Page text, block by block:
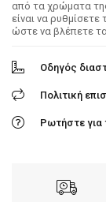
από τα χρώματα
είναι να
ώστε να βλέπετε
Οδηγός
Πολιτική
Ρωτήστε για